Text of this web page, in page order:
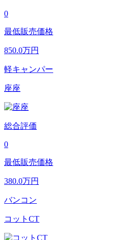
0
最低販売価格
850.0万円
軽キャンパー
座座
総合評価
0
最低販売価格
380.0万円
バンコン
コットCT